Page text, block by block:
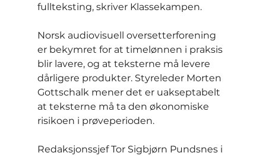
fullteksting, skriver Klassekampen.
Norsk audiovisuell oversetterforening
er bekymret for at timelønnen i praksis
blir lavere, og at teksterne må levere
dårligere produkter. Styreleder Morten
Gottschalk mener det er uakseptabelt
at teksterne må ta den økonomiske
risikoen i prøveperioden.
Redaksjonssjef Tor Sigbjørn Pundsnes i